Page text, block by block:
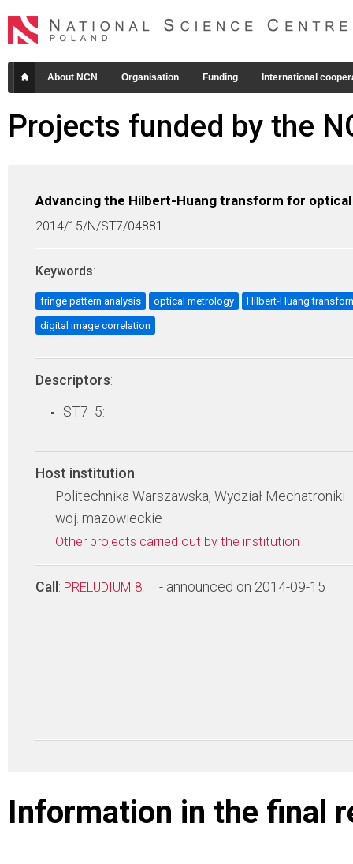
About NCN Organisation Funding International
Projects funded by the
Advancing the Hilbert-Huang transform for
2014/15/N/ST7/04881
Keywords:
fringe pattern analysis optical metrology Hilbert-Huang
digital image correlation
Descriptors:
ST7_5:
Host institution :
Politechnika Warszawska, Wydział Mechatroniki
woj. mazowieckie
Other projects carried out by the institution
Call : PRELUDIUM 8 - announced on 2014-09-15
Information in the final